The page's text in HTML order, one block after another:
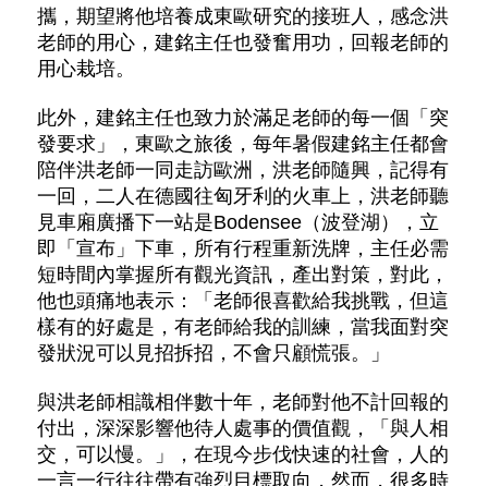
攜，期望將他培養成東歐研究的接班人，感念洪
老師的用心，建銘主任也發奮用功，回報老師的
用心栽培。
此外，建銘主任也致力於滿足老師的每一個「突
發要求」，東歐之旅後，每年暑假建銘主任都會
陪伴洪老師一同走訪歐洲，洪老師隨興，記得有
一回，二人在德國往匈牙利的火車上，洪老師聽
見車廂廣播下一站是Bodensee（波登湖），立
即「宣布」下車，所有行程重新洗牌，主任必需
短時間內掌握所有觀光資訊，產出對策，對此，
他也頭痛地表示：「老師很喜歡給我挑戰，但這
樣有的好處是，有老師給我的訓練，當我面對突
發狀況可以見招拆招，不會只顧慌張。」
與洪老師相識相伴數十年，老師對他不計回報的
付出，深深影響他待人處事的價值觀，「與人相
交，可以慢。」，在現今步伐快速的社會，人的
一言一行往往帶有強烈目標取向，然而，很多時